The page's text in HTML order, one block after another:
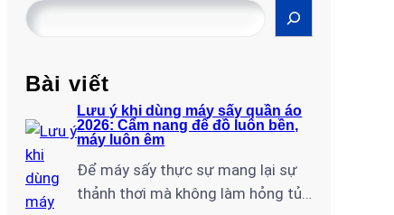
S
e
r
h
Bài viết
Lưu ý khi dùng máy sấy quần áo
2026: Cẩm nang để đồ luôn bền,
máy luôn êm
Để máy sấy thực sự mang lại sự
thảnh thơi mà không làm hỏng tủ